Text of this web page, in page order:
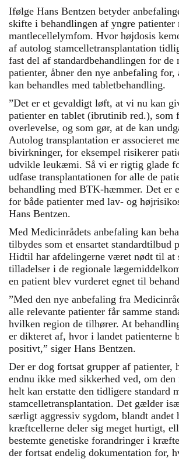
Ifølge Hans Bentzen betyder
skifte i behandlingen af yngre patienter
mantlecellelymfom. Hvor højdosis
af autolog stamcelletransplantation
fast del af standardbehandlingen for de
patienter, åbner den nye anbefaling for,
kan behandles med tabletbehandling.
”Det er et gevaldigt løft, at vi nu kan
patienter en tablet (ibrutinib red.), som
overlevelse, og som gør, at de kan
Autolog transplantation er associeret
bivirkninger, for eksempel risikerer
udvikle leukæmi. Så vi er rigtig glade
udfase transplantationen for alle de
behandling med BTK-hæmmer. Det er
for både patienter med lav- og
Hans Bentzen.
Med Medicinrådets anbefaling kan
tilbydes som et ensartet standardtilbud
Hidtil har afdelingerne været nødt til at
tilladelser i de regionale
en patient blev vurderet egnet til
”Med den nye anbefaling fra
alle relevante patienter får samme
hvilken region de tilhører. At
er dikteret af, hvor i landet patienterne
positivt,” siger Hans Bentzen.
Der er dog fortsat grupper af patienter,
endnu ikke med sikkerhed ved, om den
helt kan erstatte den tidligere standard
stamcelletransplantation. Det gælder
særligt aggressiv sygdom, blandt andet
kræftcellerne deler sig meget hurtigt,
bestemte genetiske forandringer i
der fortsat endelig dokumentation for,